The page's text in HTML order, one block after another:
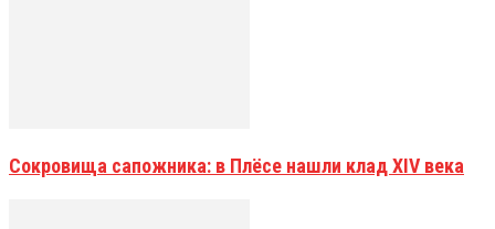
Сокровища сапожника: в Плёсе нашли клад XIV века